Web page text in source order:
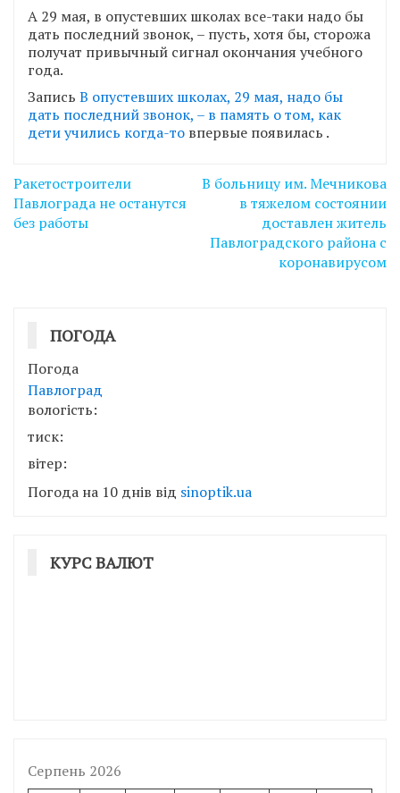
А 29 мая, в опустевших школах все-таки надо бы
дать последний звонок, – пусть, хотя бы, сторожа
получат привычный сигнал окончания учебного
года.
Запись В опустевших школах, 29 мая, надо бы
дать последний звонок, – в память о том, как
дети учились когда-то впервые появилась .
Навігація
записів
Ракетостроители
Павлограда не останутся
без работы
В больницу им. Мечникова
в тяжелом состоянии
доставлен житель
Павлоградского района с
коронавирусом
ПОГОДА
Погода
Павлоград
вологість:
тиск:
вітер:
Погода на 10 днів від sinoptik.ua
КУРС ВАЛЮТ
Серпень 2026